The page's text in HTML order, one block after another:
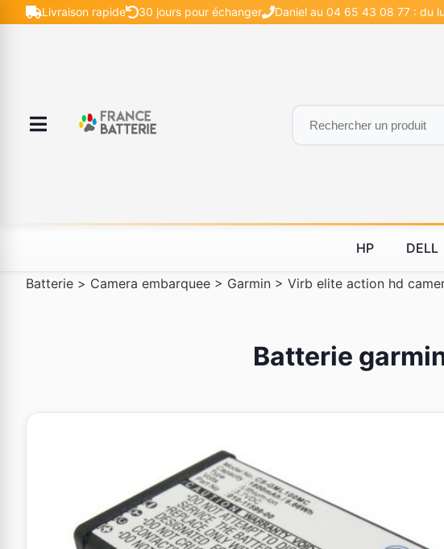
Livraison rapide 30 jours pour échanger Daniel au 04 65 43 08 77 : du
HP DELL
Batterie > Camera embarquee > Garmin > Virb elite action hd
Batterie